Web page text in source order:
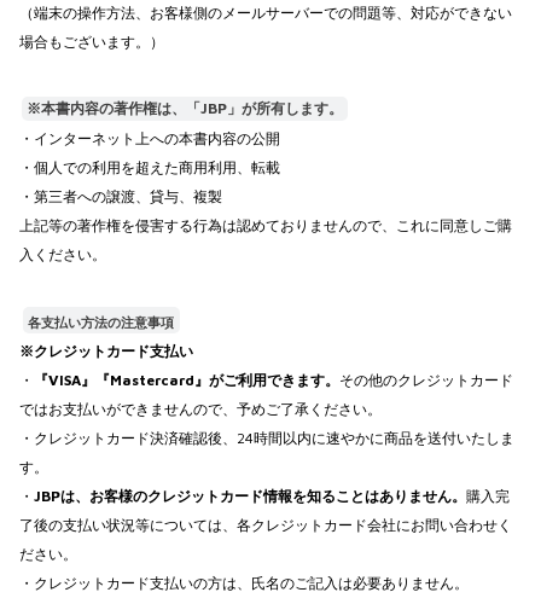
（端末の操作方法、お客様側のメールサーバーでの問題等、対応ができない
場合もございます。）
※本書内容の著作権は、「JBP」が所有します。
・インターネット上への本書内容の公開
・個人での利用を超えた商用利用、転載
・第三者への譲渡、貸与、複製
上記等の著作権を侵害する行為は認めておりませんので、これに同意しご購
入ください。
各支払い方法の注意事項
※クレジットカード支払い
・
『VISA』『Mastercard』がご利用できます。 その他のクレジットカード
ではお支払いができませんので、予めご了承ください。
・クレジットカード決済確認後、24時間以内に速やかに商品を送付いたしま
す。
・ JBPは、お客様のクレジットカード情報を知ることはありません。 購入完
了後の支払い状況等については、各クレジットカード会社にお問い合わせく
ださい。
・クレジットカード支払いの方は、氏名のご記入は必要ありません。